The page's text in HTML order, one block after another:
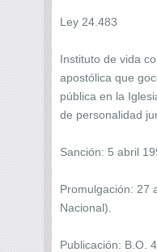
Ley 24.483
Instituto de vida
apostólica que
pública en la
de personalidad
Sanción: 5 abril
Promulgación: 27
Nacional).
Publicación: B.O.